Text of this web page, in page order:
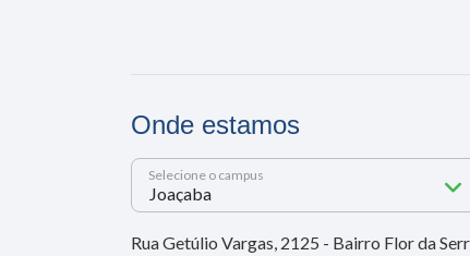
Onde estamos
Selecione o campus
Rua Getúlio Vargas, 2125 - Bairro Flor da